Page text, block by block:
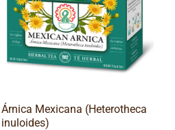
Árnica Mexicana (Heterotheca
inuloides)